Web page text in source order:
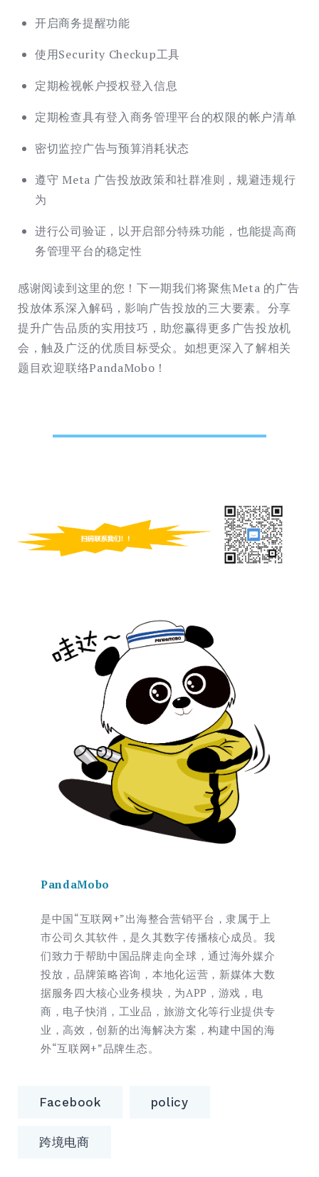
开启商务提醒功能
使用Security Checkup工具
定期检视帐户授权登入信息
定期检查具有登入商务管理平台的权限的帐户清单
密切监控广告与预算消耗状态
遵守 Meta 广告投放政策和社群准则，规避违规行
为
进行公司验证，以开启部分特殊功能，也能提高商
务管理平台的稳定性
感谢阅读到这里的您！下一期我们将聚焦Meta 的广告
投放体系深入解码，影响广告投放的三大要素。分享
提升广告品质的实用技巧，助您赢得更多广告投放机
会，触及广泛的优质目标受众。如想更深入了解相关
题目欢迎联络PandaMobo！
PandaMobo
是中国“互联网+”出海整合营销平台，隶属于上
市公司久其软件，是久其数字传播核心成员。我
们致力于帮助中国品牌走向全球，通过海外媒介
投放，品牌策略咨询，本地化运营，新媒体大数
据服务四大核心业务模块，为APP，游戏，电
商，电子快消，工业品，旅游文化等行业提供专
业，高效，创新的出海解决方案，构建中国的海
外“互联网+”品牌生态。
Facebook policy
跨境电商